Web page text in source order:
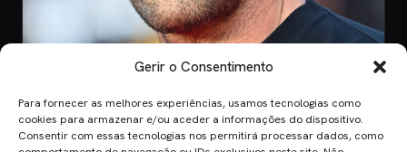
Gerir o Consentimento
Para fornecer as melhores experiências, usamos tecnologias como
cookies para armazenar e/ou aceder a informações do dispositivo.
Consentir com essas tecnologias nos permitirá processar dados, como
CINEMA
8 Jul 2026